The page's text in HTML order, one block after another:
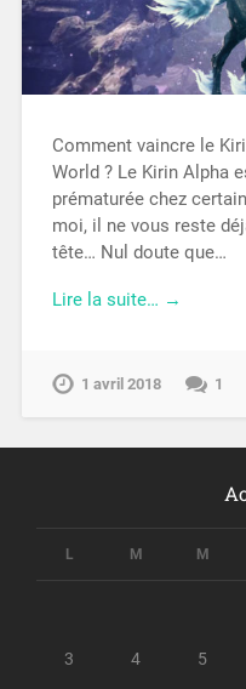
Comment vaincre le
World ? Le Kirin Alpha
prématurée chez
moi, il ne vous reste
tête… Nul doute que…
Lire la suite… →
1 avril 2018 1
L M M
3 4 5